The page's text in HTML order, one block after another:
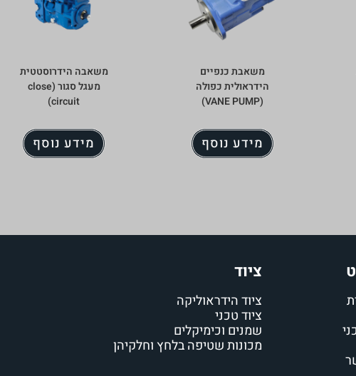
משאבת כנפיים
הידראולית כפולה
(VANE PUMP)
מידע נוסף
משאבה הידרוסטטית
מעגל סגור (close
circuit)
מידע נוסף
ציוד
ציוד הידראוליקה
ציוד טכני
שמנים וכימיקלים
מכונות שטיפה בלחץ וחלקיהן